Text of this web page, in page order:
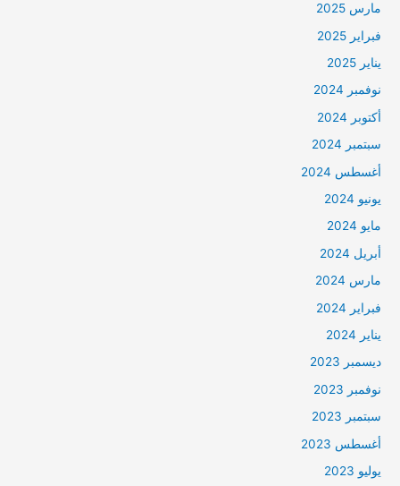
مارس 2025
فبراير 2025
يناير 2025
نوفمبر 2024
أكتوبر 2024
سبتمبر 2024
أغسطس 2024
يونيو 2024
مايو 2024
أبريل 2024
مارس 2024
فبراير 2024
يناير 2024
ديسمبر 2023
نوفمبر 2023
سبتمبر 2023
أغسطس 2023
يوليو 2023